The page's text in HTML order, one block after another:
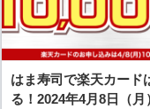
はま寿司で楽天カード
る！2024年4月8日（月